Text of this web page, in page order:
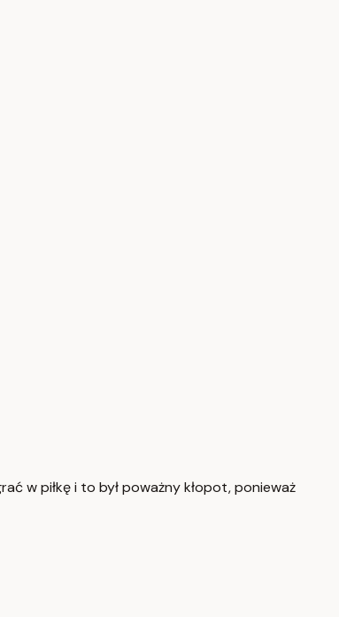
w piłkę i to był poważny kłopot, ponieważ